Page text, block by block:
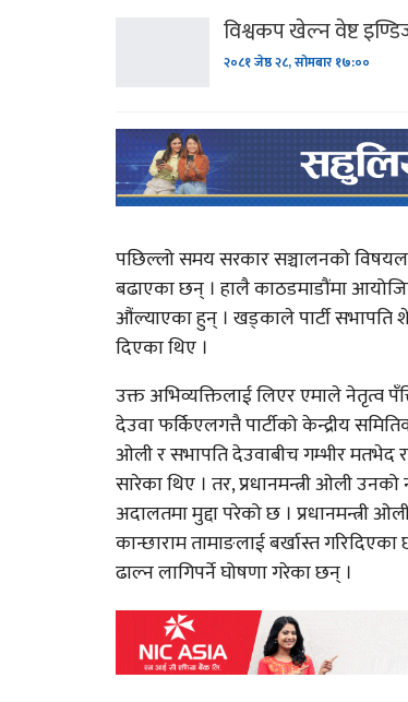
विश्वकप खेल्न वेष्ट
२०८१ जेष्ठ २८, सोमबार १७:००
पछिल्लो समय सरकार सञ्चालनको
बढाएका छन् । हालै काठडमाडौंमा
औंल्याएका हुन् । खड्काले पार्टी सभापति
दिएका थिए ।
उक्त अभिव्यक्तिलाई लिएर एमाले नेतृत्व
देउवा फर्किएलगत्तै पार्टीको केन्द्रीय
ओली र सभापति देउवाबीच गम्भीर मतभेद
सारेका थिए । तर, प्रधानमन्त्री ओली
अदालतमा मुद्दा परेको छ । प्रधानमन्त्री
कान्छाराम तामाङलाई बर्खास्त
ढाल्न लागिपर्ने घोषणा गरेका छन् ।